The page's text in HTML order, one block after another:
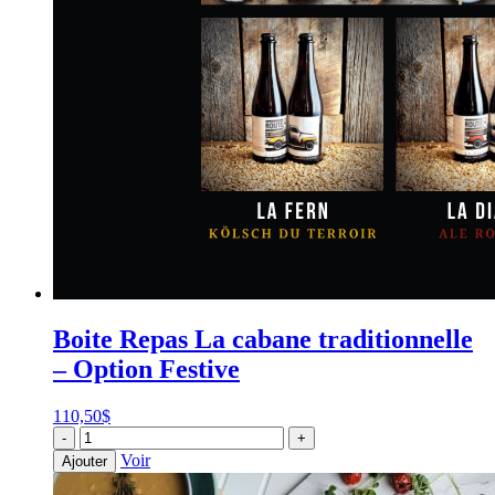
Boite Repas La cabane traditionnelle
– Option Festive
110,50$
-
quantité
de
Boite
+
Ajouter
Voir